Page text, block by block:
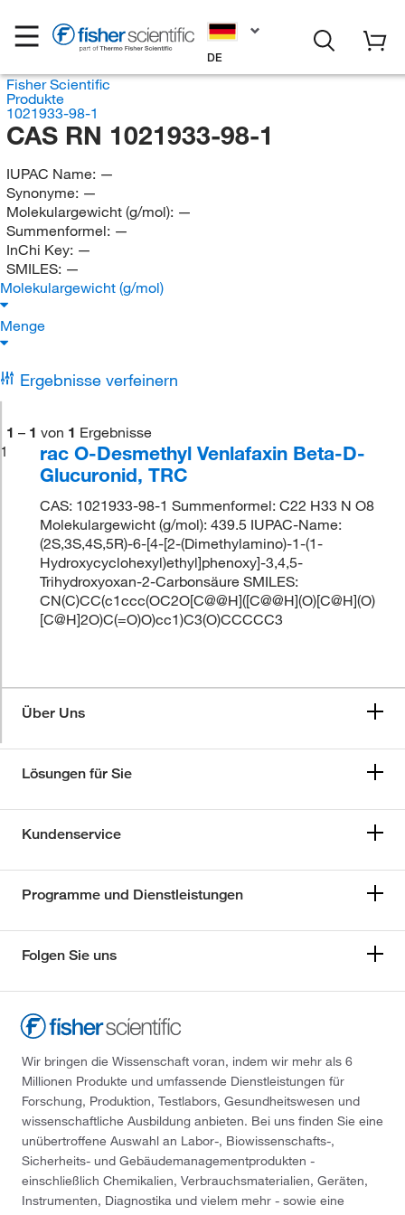
DE
Fisher Scientific
Produkte
1021933-98-1
CAS RN 1021933-98-1
IUPAC Name: —
Synonyme: —
Molekulargewicht (g/mol): —
Summenformel: —
InChi Key: —
SMILES: —
Molekulargewicht (g/mol)
Menge
Ergebnisse verfeinern
1 – 1 von 1 Ergebnisse
1
rac O-Desmethyl Venlafaxin Beta-D-
Glucuronid, TRC
CAS: 1021933-98-1 Summenformel: C22 H33 N O8
Molekulargewicht (g/mol): 439.5 IUPAC-Name:
(2S,3S,4S,5R)-6-[4-[2-(Dimethylamino)-1-(1-
Hydroxycyclohexyl)ethyl]phenoxy]-3,4,5-
Trihydroxyoxan-2-Carbonsäure SMILES:
CN(C)CC(c1ccc(OC2O[C@@H]([C@@H](O)[C@H](O)
[C@H]2O)C(=O)O)cc1)C3(O)CCCCC3
Über Uns
Lösungen für Sie
Kundenservice
Programme und Dienstleistungen
Folgen Sie uns
Wir bringen die Wissenschaft voran, indem wir mehr als 6
Millionen Produkte und umfassende Dienstleistungen für
Forschung, Produktion, Testlabors, Gesundheitswesen und
wissenschaftliche Ausbildung anbieten. Bei uns finden Sie eine
unübertroffene Auswahl an Labor-, Biowissenschafts-,
Sicherheits- und Gebäudemanagementprodukten -
einschließlich Chemikalien, Verbrauchsmaterialien, Geräten,
Instrumenten, Diagnostika und vielem mehr - sowie eine